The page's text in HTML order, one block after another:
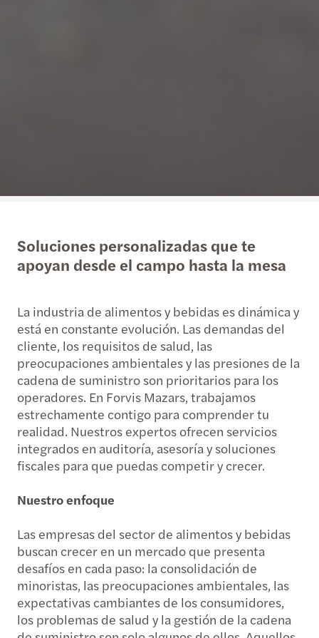
Soluciones personalizadas que te
apoyan desde el campo hasta la mesa
La industria de alimentos y bebidas es dinámica y
está en constante evolución. Las demandas del
cliente, los requisitos de salud, las
preocupaciones ambientales y las presiones de la
cadena de suministro son prioritarios para los
operadores. En Forvis Mazars, trabajamos
estrechamente contigo para comprender tu
realidad. Nuestros expertos ofrecen servicios
integrados en auditoría, asesoría y soluciones
fiscales para que puedas competir y crecer.
Nuestro enfoque
Las empresas del sector de alimentos y bebidas
buscan crecer en un mercado que presenta
desafíos en cada paso: la consolidación de
minoristas, las preocupaciones ambientales, las
expectativas cambiantes de los consumidores,
los problemas de salud y la gestión de la cadena